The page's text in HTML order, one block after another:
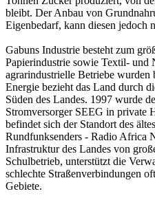
bleibt. Der Anbau von
Eigenbedarf, kann diesen jedoch
Gabuns Industrie besteht zum
Papierindustrie sowie Textil- und
agrarindustrielle Betriebe
Energie bezieht das Land durch
Süden des Landes. 1997 wurde
Stromversorger SEEG in private
befindet sich der Standort des
Rundfunksenders - Radio Africa
Infrastruktur des Landes von
Schulbetrieb, unterstützt die
schlechte Straßenverbindungen
Gebiete.